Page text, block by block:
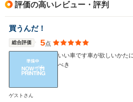
WLTCモード
燃費
評価の高いレビュー・評判
買うんだ！
総合評価 5点
いい車です車が欲しいかた
べき
ゲストさん